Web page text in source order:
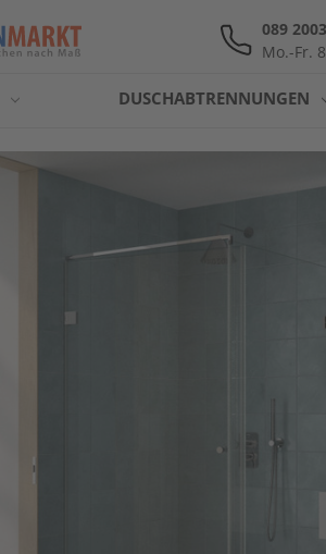
089
Mo.-Fr.
DUSCHABTRENNUNGEN